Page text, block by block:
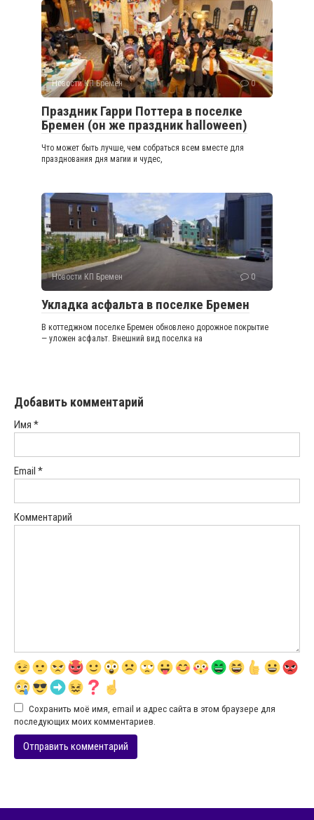
Новости КП Бремен 0
Праздник Гарри Поттера в поселке
Бремен (он же праздник halloween)
Что может быть лучше, чем собраться всем вместе для
празднования дня магии и чудес,
Новости КП Бремен 0
Укладка асфальта в поселке Бремен
В коттеджном поселке Бремен обновлено дорожное покрытие
— уложен асфальт. Внешний вид поселка на
Добавить комментарий
Имя *
Email *
Комментарий
Сохранить моё имя, email и адрес сайта в этом браузере для
последующих моих комментариев.